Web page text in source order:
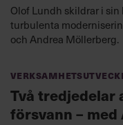
Olof Lundh skildrar i
turbulenta
och Andrea Möllerberg.
Två tredjedelar
försvann –